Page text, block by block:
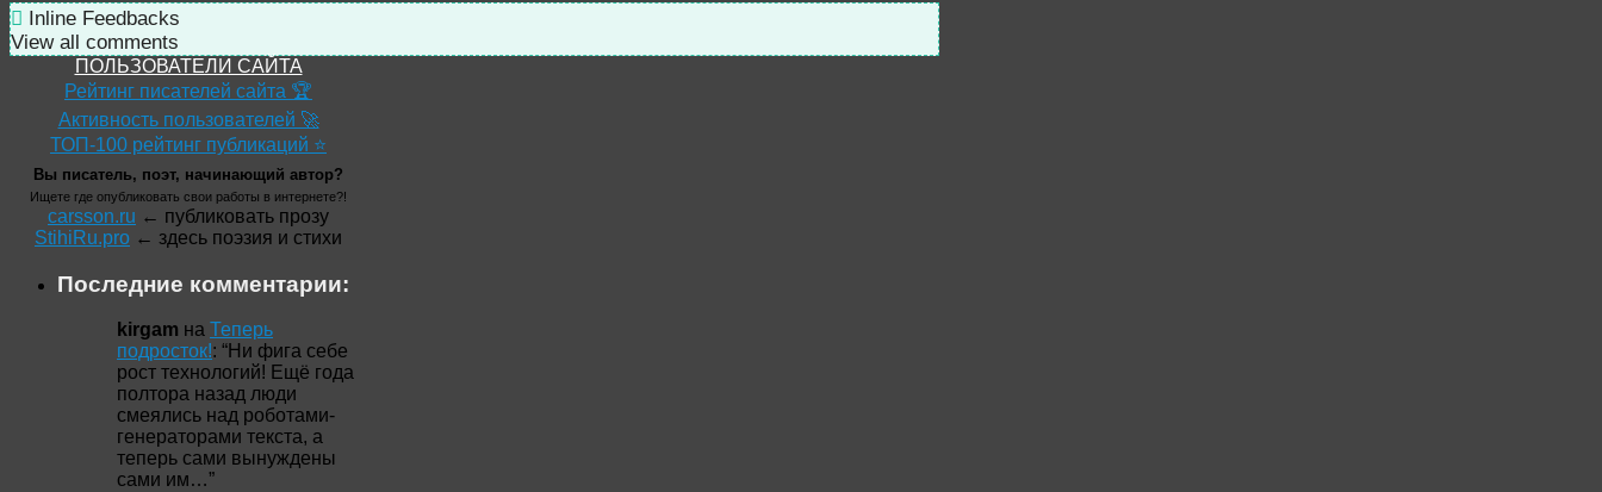
Inline Feedbacks
View all comments
ПОЛЬЗОВАТЕЛИ САЙТА
Рейтинг писателей сайта 🏆
Активность пользователей 🚀
ТОП-100 рейтинг публикаций ⭐
Вы писатель, поэт, начинающий автор?
Ищете где опубликовать свои работы в интернете?!
carsson.ru ← публиковать прозу
StihiRu.pro ← здесь поэзия и стихи
Последние комментарии:
kirgam на Теперь
подросток!: “Ни фига себе
рост технологий! Ещё года
полтора назад люди
смеялись над роботами-
генераторами текста, а
теперь сами вынуждены
сами им…”